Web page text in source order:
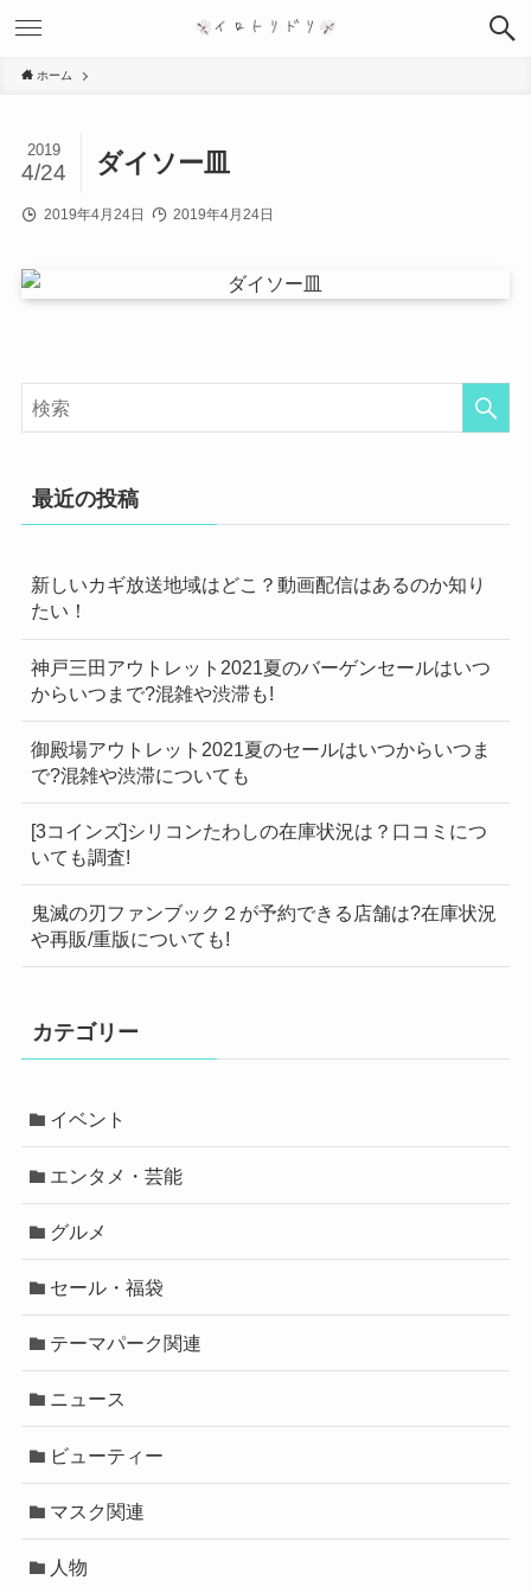
ホーム
ダイソー皿
2019
4/24
2019年4月24日 2019年4月24日
最近の投稿
新しいカギ放送地域はどこ？動画配信はあるのか知り
たい！
神戸三田アウトレット2021夏のバーゲンセールはいつ
からいつまで?混雑や渋滞も!
御殿場アウトレット2021夏のセールはいつからいつま
で?混雑や渋滞についても
[3コインズ]シリコンたわしの在庫状況は？口コミにつ
いても調査!
鬼滅の刃ファンブック２が予約できる店舗は?在庫状況
や再販/重版についても!
カテゴリー
イベント
エンタメ・芸能
グルメ
セール・福袋
テーマパーク関連
ニュース
ビューティー
マスク関連
人物